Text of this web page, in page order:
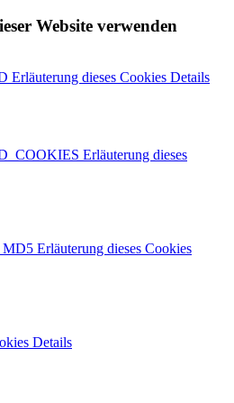
Website verwenden
Erläuterung dieses Cookies Details
Erläuterung dieses
Erläuterung dieses Cookies
Details